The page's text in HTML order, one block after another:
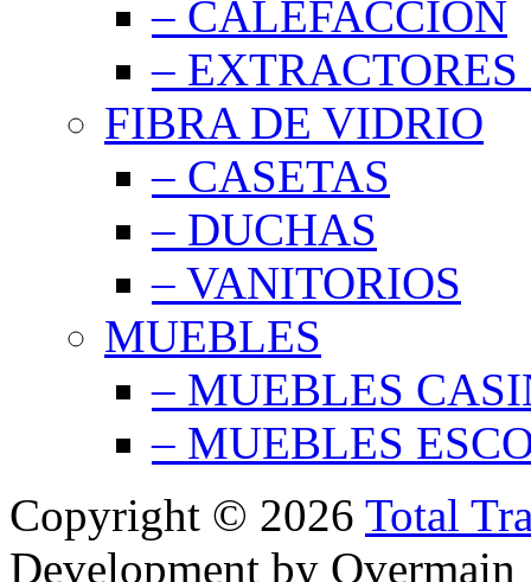
– CALEFACCION
–
FIBRA DE VIDRIO
– CASETAS
– DUCHAS
– VANITORIOS
MUEBLES
– MUEBLES
– MUEBLES
Copyright © 2026 Total
Development by Overmain